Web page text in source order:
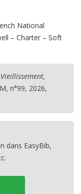
National
– Charter – Soft
Vieillissement,
n°99, 2026,
dans EasyBib,